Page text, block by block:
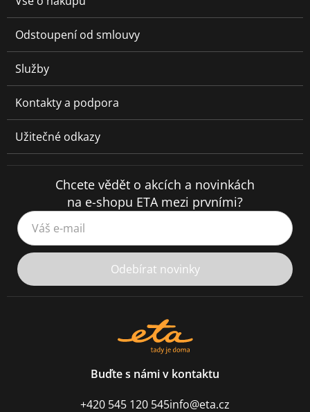
Odstoupení od smlouvy
Služby
Kontakty a podpora
Užitečné odkazy
Chcete vědět o akcích a novinkách
na e-shopu ETA mezi prvními?
Váš e-mail
Odebírat novinky
Buďte s námi v kontaktu
+420 545 120 545info@eta.cz